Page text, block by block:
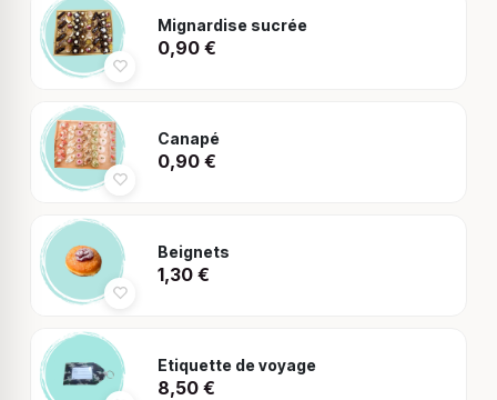
Mignardise sucrée
0,90 €
Canapé
0,90 €
Beignets
1,30 €
Etiquette de voyage
8,50 €